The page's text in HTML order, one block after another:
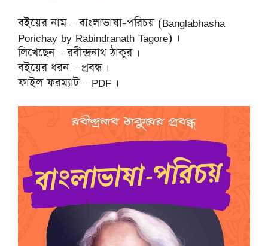
বইয়ের নাম – বাংলাভাষা-পরিচয় (Banglabhasha
Porichay by Rabindranath Tagore) ।
লিখেছেন – রবীন্দ্রনাথ ঠাকুর ।
বইয়ের ধরন – প্রবন্ধ ।
ফাইল ফরম্যাট – PDF ।